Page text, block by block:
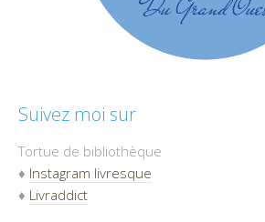
Suivez moi sur
Tortue de bibliothèque
♦ Instagram livresque
♦ Livraddict